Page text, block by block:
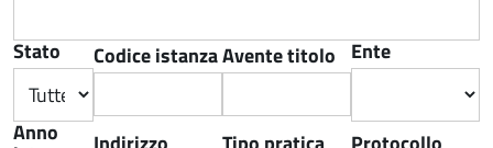
Stato Codice istanzaAvente titolo Ente
Anno